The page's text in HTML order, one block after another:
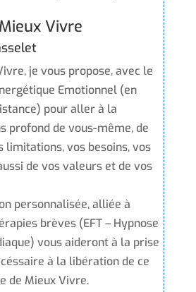
Vivre
je vous propose, avec le
Emotionnel (en
pour aller à la
profond de vous-même, de
limitations, vos besoins, vos
de vos valeurs et de vos
personnalisée, alliée à
brèves (EFT – Hypnose
vous aideront à la prise
à la libération de ce
de Mieux Vivre.